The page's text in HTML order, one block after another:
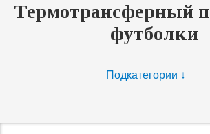
Термотрансферный
футболки